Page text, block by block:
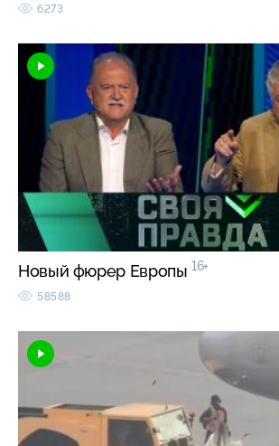
6273
Новый фюрер Европы 16+
58588